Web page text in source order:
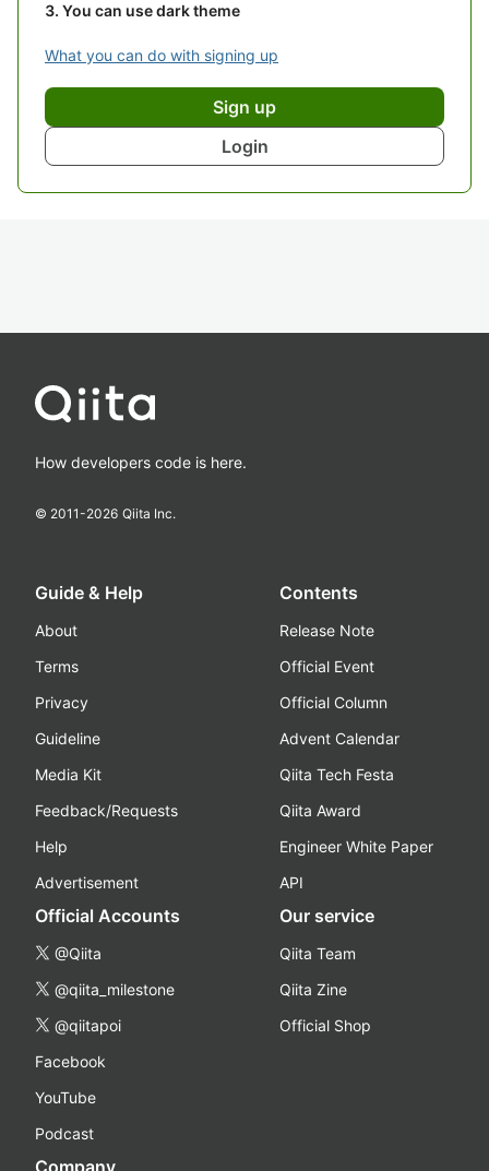
You can use dark theme
What you can do with signing up
Sign up
Login
How developers code is here.
© 2011-2026 Qiita Inc.
Guide & Help
About
Terms
Privacy
Guideline
Media Kit
Feedback/Requests
Help
Advertisement
Contents
Release Note
Official Event
Official Column
Advent Calendar
Qiita Tech Festa
Qiita Award
Engineer White Paper
API
Official Accounts
@Qiita
@qiita_milestone
@qiitapoi
Facebook
YouTube
Podcast
Our service
Qiita Team
Qiita Zine
Official Shop
Company